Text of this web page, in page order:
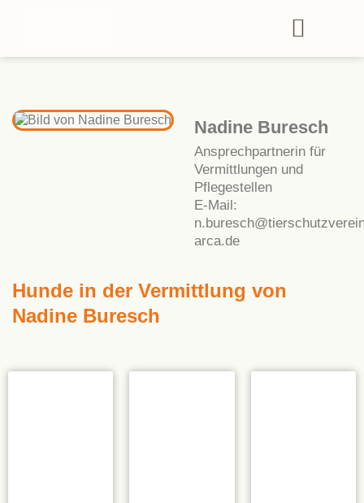
Nadine Buresch
Ansprechpartnerin für
Vermittlungen und
Pflegestellen
E-Mail:
arca.de
Hunde in der Vermittlung von
Nadine Buresch